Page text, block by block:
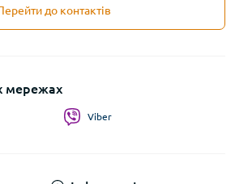
до контактів
мережах
Viber